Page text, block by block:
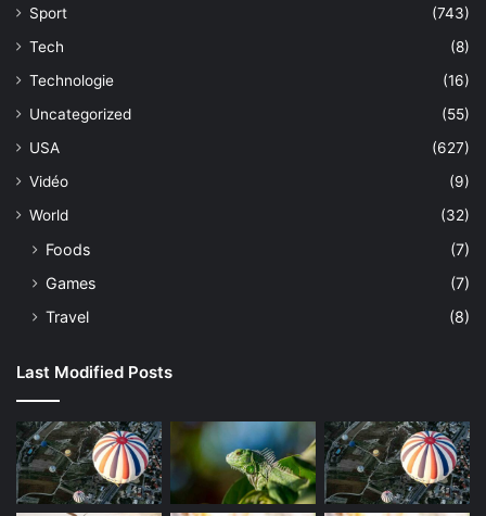
Sport
(743)
Tech
(8)
Technologie
(16)
Uncategorized
(55)
USA
(627)
Vidéo
(9)
World
(32)
Foods
(7)
Games
(7)
Travel
(8)
Last Modified Posts